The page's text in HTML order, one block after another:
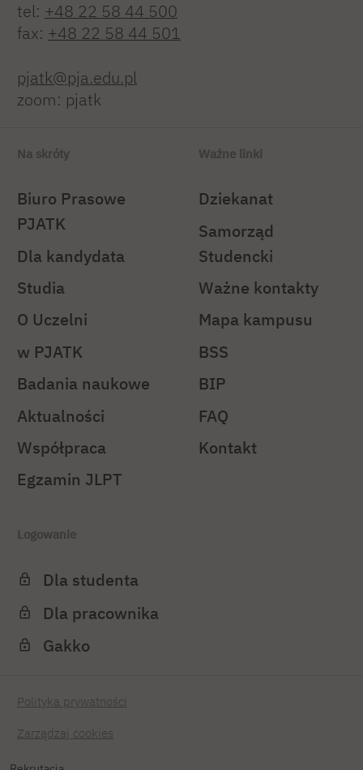
tel: +48 22 58 44 500
fax: +48 22 58 44 501
pjatk@pja.edu.pl
zoom: pjatk
Na skróty
Biuro Prasowe
PJATK
Dla kandydata
Studia
O Uczelni
w PJATK
Badania naukowe
Aktualności
Współpraca
Egzamin JLPT
Ważne linki
Dziekanat
Samorząd
Studencki
Ważne kontakty
Mapa kampusu
BSS
BIP
FAQ
Kontakt
Logowanie
Dla studenta
Dla pracownika
Gakko
Polityka prywatności
Zarządzaj cookies